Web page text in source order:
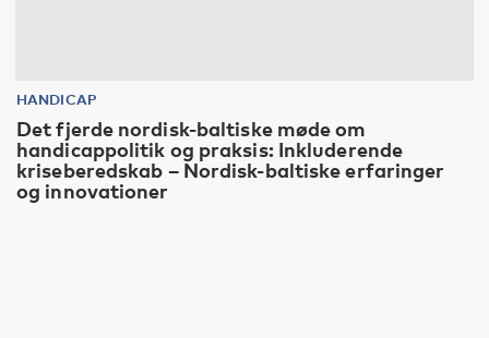
HANDICAP
Det fjerde nordisk-baltiske møde om
handicappolitik og praksis: Inkluderende
kriseberedskab – Nordisk-baltiske erfaringer
og innovationer